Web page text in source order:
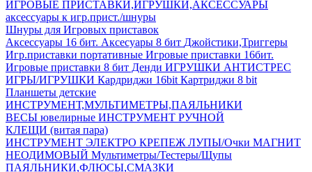
ИГРОВЫЕ ПРИСТАВКИ,ИГРУШКИ,АКСЕССУАРЫ
аксесcуары к игр.прист./шнуры
Шнуры для Игровых приставок
Аксессуары 16 бит. Аксесуары 8 бит Джойстики,Триггеры
Игр.приставки портативные Игровые приставки 16бит.
Игровые приставки 8 бит Денди ИГРУШКИ АНТИСТРЕС
ИГРЫ/ИГРУШКИ Кардриджи 16bit Картриджи 8 bit
Планшеты детские
ИНСТРУМЕНТ,МУЛЬТИМЕТРЫ,ПАЯЛЬНИКИ
ВЕСЫ ювелирные ИНСТРУМЕНТ РУЧНОЙ
КЛЕЩИ (витая пара)
ИНСТРУМЕНТ ЭЛЕКТРО КРЕПЕЖ ЛУПЫ/Очки МАГНИТ
НЕОДИМОВЫЙ Мультиметры/Тестеры/Щупы
ПАЯЛЬНИКИ,ФЛЮСЫ,СМАЗКИ